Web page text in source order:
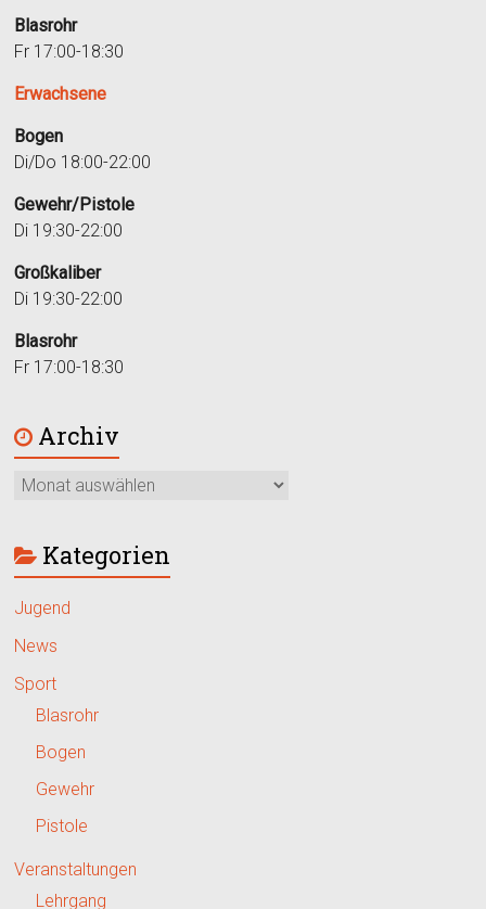
Blasrohr
Fr 17:00-18:30
Erwachsene
Bogen
Di/Do 18:00-22:00
Gewehr/Pistole
Di 19:30-22:00
Großkaliber
Di 19:30-22:00
Blasrohr
Fr 17:00-18:30
Archiv
Kategorien
Jugend
News
Sport
Blasrohr
Bogen
Gewehr
Pistole
Veranstaltungen
Lehrgang